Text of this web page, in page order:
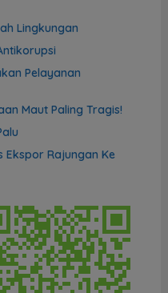
Lingkungan
Pelayanan
Maut Paling Tragis!
Ekspor Rajungan Ke